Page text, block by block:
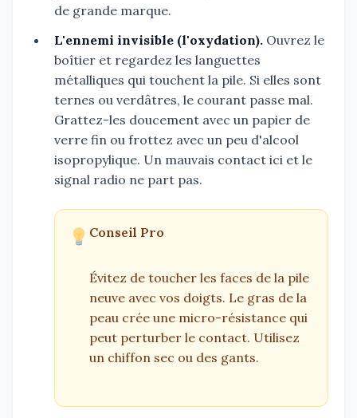
de grande marque.
L'ennemi invisible (l'oxydation). Ouvrez le
boîtier et regardez les languettes
métalliques qui touchent la pile. Si elles sont
ternes ou verdâtres, le courant passe mal.
Grattez-les doucement avec un papier de
verre fin ou frottez avec un peu d'alcool
isopropylique. Un mauvais contact ici et le
signal radio ne part pas.
Conseil Pro
Évitez de toucher les faces de la pile
neuve avec vos doigts. Le gras de la
peau crée une micro-résistance qui
peut perturber le contact. Utilisez
un chiffon sec ou des gants.